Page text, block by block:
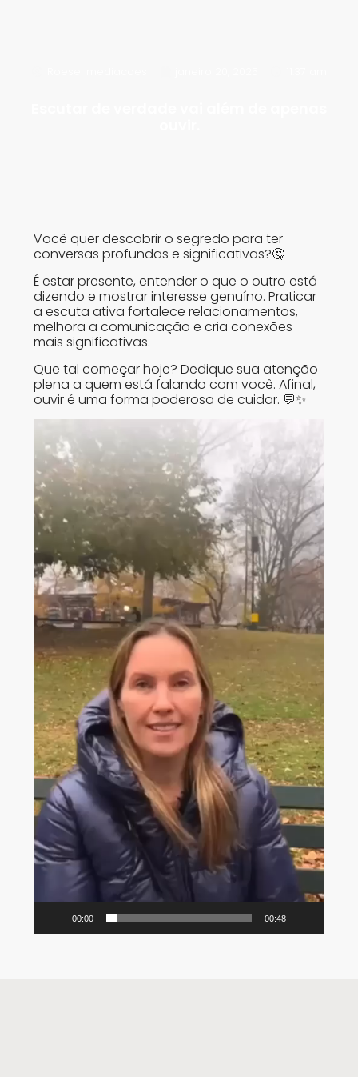
Você quer descobrir o segredo para ter
conversas profundas e significativas?🤔
É estar presente, entender o que o outro está
dizendo e mostrar interesse genuíno. Praticar
a escuta ativa fortalece relacionamentos,
melhora a comunicação e cria conexões
mais significativas.
Que tal começar hoje? Dedique sua atenção
plena a quem está falando com você. Afinal,
ouvir é uma forma poderosa de cuidar. 💬✨
de
vídeo
00:00 00:48